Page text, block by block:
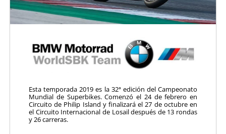
Esta temporada 2019 es la 32ª edición del Campeonato
Mundial de Superbikes. Comenzó el 24 de febrero en
Circuito de Philip Island y finalizará el 27 de octubre en
el Circuito Internacional de Losail después de 13 rondas
y 26 carreras.